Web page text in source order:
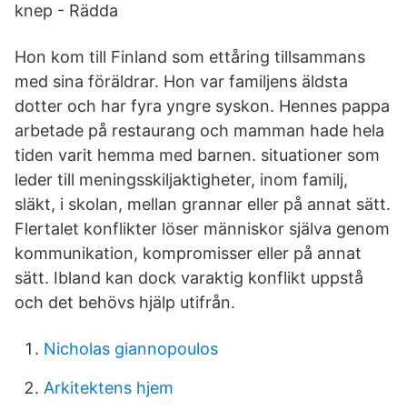
knep - Rädda
Hon kom till Finland som ettåring tillsammans
med sina föräldrar. Hon var familjens äldsta
dotter och har fyra yngre syskon. Hennes pappa
arbetade på restaurang och mamman hade hela
tiden varit hemma med barnen. situationer som
leder till meningsskiljaktigheter, inom familj,
släkt, i skolan, mellan grannar eller på annat sätt.
Flertalet konflikter löser människor själva genom
kommunikation, kompromisser eller på annat
sätt. Ibland kan dock varaktig konflikt uppstå
och det behövs hjälp utifrån.
Nicholas giannopoulos
Arkitektens hjem